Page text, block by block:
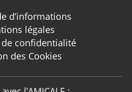
d’informations
légales
confidentialité
des Cookies